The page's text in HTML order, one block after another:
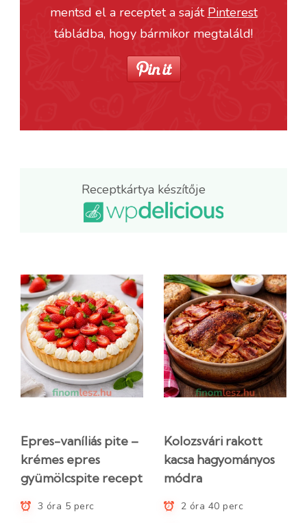
mentsd el a receptet a saját Pinterest
tábládba, hogy bármikor megtaláld!
Receptkártya készítője
Epres-vaníliás pite –
krémes epres
gyümölcspite recept
3 óra 5 perc
Kolozsvári rakott
kacsa hagyományos
módra
2 óra 40 perc